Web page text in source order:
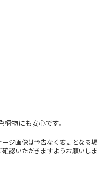
物にも安心です。
ジ画像は予告なく変更となる
認いただきますようお願いしま